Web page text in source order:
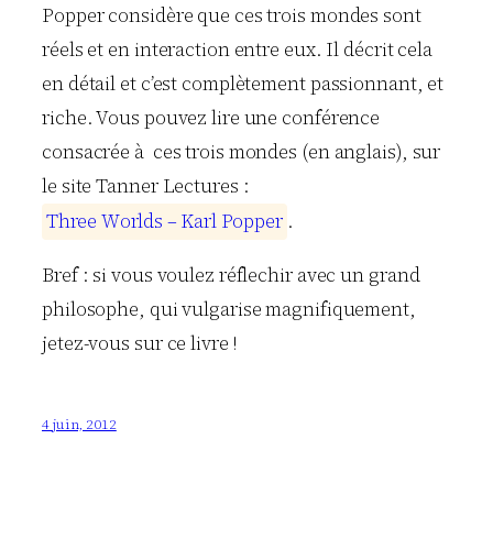
Popper considère que ces trois mondes sont
réels et en interaction entre eux. Il décrit cela
en détail et c’est complètement passionnant, et
riche. Vous pouvez lire une conférence
consacrée à ces trois mondes (en anglais), sur
le site Tanner Lectures :
Three Worlds –Karl Popper .
Bref : si vous voulez réflechir avec un grand
philosophe, qui vulgarise magnifiquement,
jetez-vous sur ce livre !
4 juin, 2012